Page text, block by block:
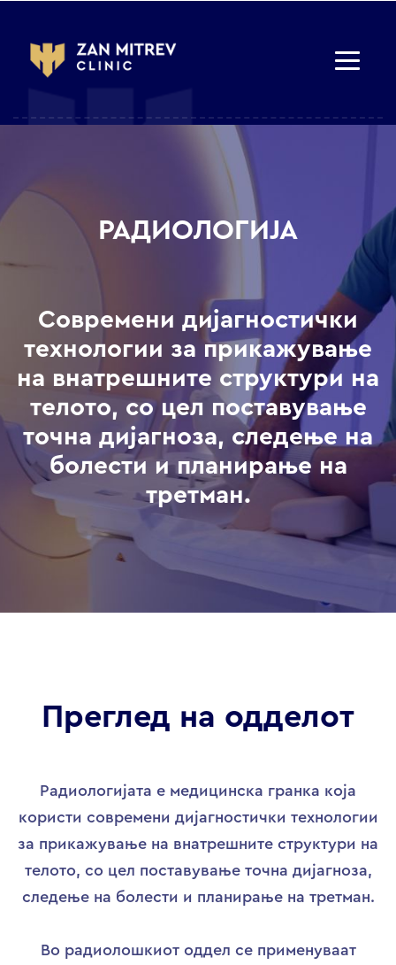
РАДИОЛОГИЈА
Современи дијагностички
технологии за прикажување
на внатрешните структури на
телото, со цел поставување
точна дијагноза, следење на
болести и планирање на
третман.
Преглед на одделот
Радиологијата е медицинска гранка која
користи современи дијагностички технологии
за прикажување на внатрешните структури на
телото, со цел поставување точна дијагноза,
следење на болести и планирање на третман.
Во радиолошкиот оддел се применуваат